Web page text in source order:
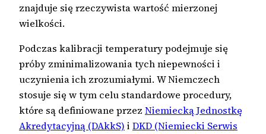
znajduje się rzeczywista wartość mierzonej
wielkości.
Podczas kalibracji temperatury podejmuje się
próby zminimalizowania tych niepewności i
uczynienia ich zrozumiałymi. W Niemczech
stosuje się w tym celu standardowe procedury,
które są definiowane przez Niemiecką Jednostkę
Akredytacyjną (DAkkS) i DKD (Niemiecki Serwis